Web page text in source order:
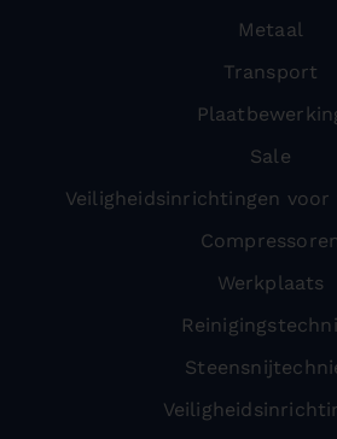
Metaal
Transport
Sale
Veiligheidsinrichtingen voor
Compressoren
Werkplaats